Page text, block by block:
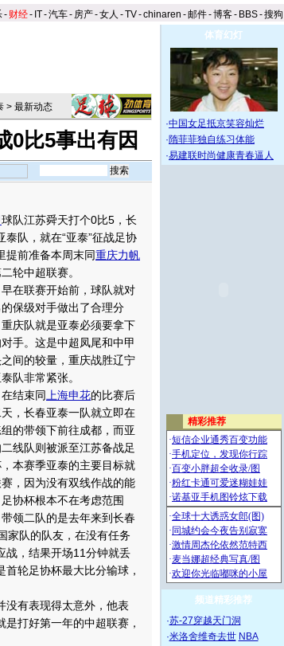
- 财经- IT-汽车- 房产-女人 -TV-chinaren -邮件-博客- BBS-搜狗
> 最新动态
0比5事出有因
球队江苏舜天打个0比5，长
队，就在“亚泰”征战足协
提前准备本周末同重庆力帆
轮中超联赛。
联赛开始前，球队就对
的保级对手做出了合理分
庆队就是亚泰必须要拿下
手。这是中超凤尾和中甲
间的较量，重庆战胜辽宁
队非常紧张。
束同 上海申花的比赛后
，长春亚泰一队就立即在
的带领下前往成都，而亚
线队则被派至江苏备战足
本赛季亚泰的主要目标就
，因为没有双线作战的能
协杯根本不在考虑范围
领二队的是去年来到长春
家队的队友，在没有任务
战，结果开场11分钟就丢
轮足协杯最大比分输球，
没有表现得太意外，他表
打好第一年的中超联赛，
体育幻灯
·中国女足抵京笑容灿烂
·隋菲菲独自练习体能
·易建联时尚健康青春逼人
频道精彩推荐
·苏-27穿越天门洞
·米洛舍维奇去世 NBA